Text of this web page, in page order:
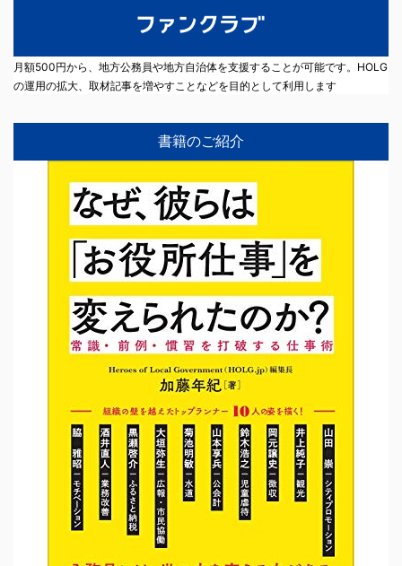
月額500円から、地方公務員や地方自治体を支援することが可能です。HOLG
の運用の拡大、取材記事を増やすことなどを目的として利用します
書籍のご紹介